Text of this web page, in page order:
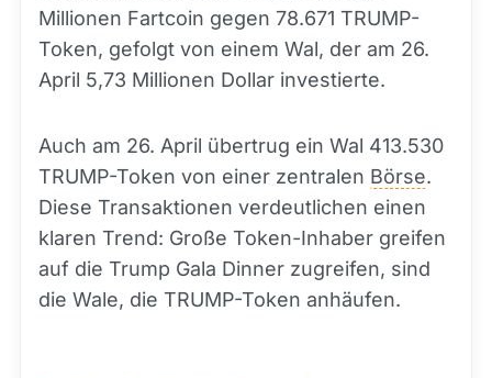
Millionen Fartcoin gegen 78.671 TRUMP-
Token, gefolgt von einem Wal, der am 26.
April 5,73 Millionen Dollar investierte.
Auch am 26. April übertrug ein Wal 413.530
TRUMP-Token von einer zentralen Börse.
Diese Transaktionen verdeutlichen einen
klaren Trend: Große Token-Inhaber greifen
auf die Trump Gala Dinner zugreifen, sind
die Wale, die TRUMP-Token anhäufen.